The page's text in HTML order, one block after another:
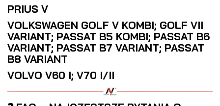
PRIUS V
VOLKSWAGEN GOLF V KOMBI; GOLF VII
VARIANT; PASSAT B5 KOMBI; PASSAT B6
VARIANT; PASSAT B7 VARIANT; PASSAT
B8 VARIANT
VOLVO V60 I; V70 I/II